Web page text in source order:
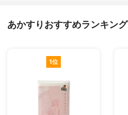
あかすりおすすめランキング
1位